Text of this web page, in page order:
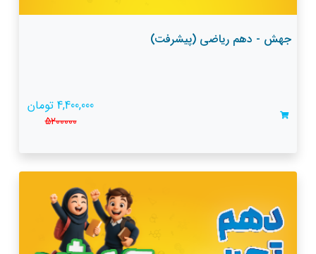
جهش - دهم ریاضی (پیشرفت)
4,400,000 تومان
5200000